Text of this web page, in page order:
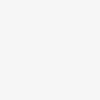
положении.
стали.
из листовой
одну ступень